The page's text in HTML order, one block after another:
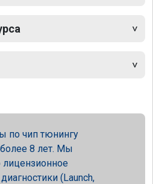
по чип тюнингу
8 лет. Мы
(Launch,